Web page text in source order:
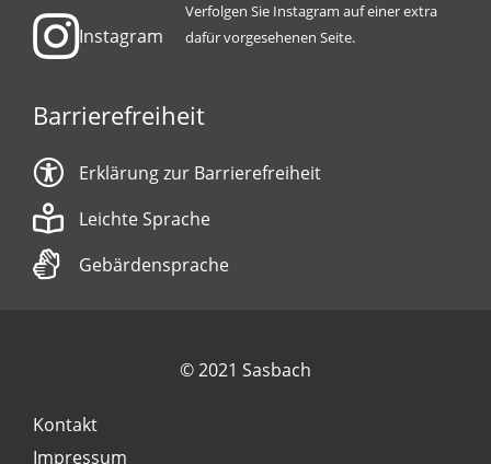
Instagram
Verfolgen Sie Instagram auf einer extra
dafür vorgesehenen Seite.
Barrierefreiheit
Erklärung zur Barrierefreiheit
Leichte Sprache
Gebärdensprache
© 2021 Sasbach
Kontakt
Impressum